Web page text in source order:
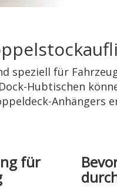
speziell für
Hubtischen
Anhängers
für